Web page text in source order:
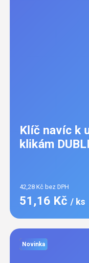
Klíč navíc k
klikám
42,28 Kč bez DPH
51,16 Kč / ks
Novinka